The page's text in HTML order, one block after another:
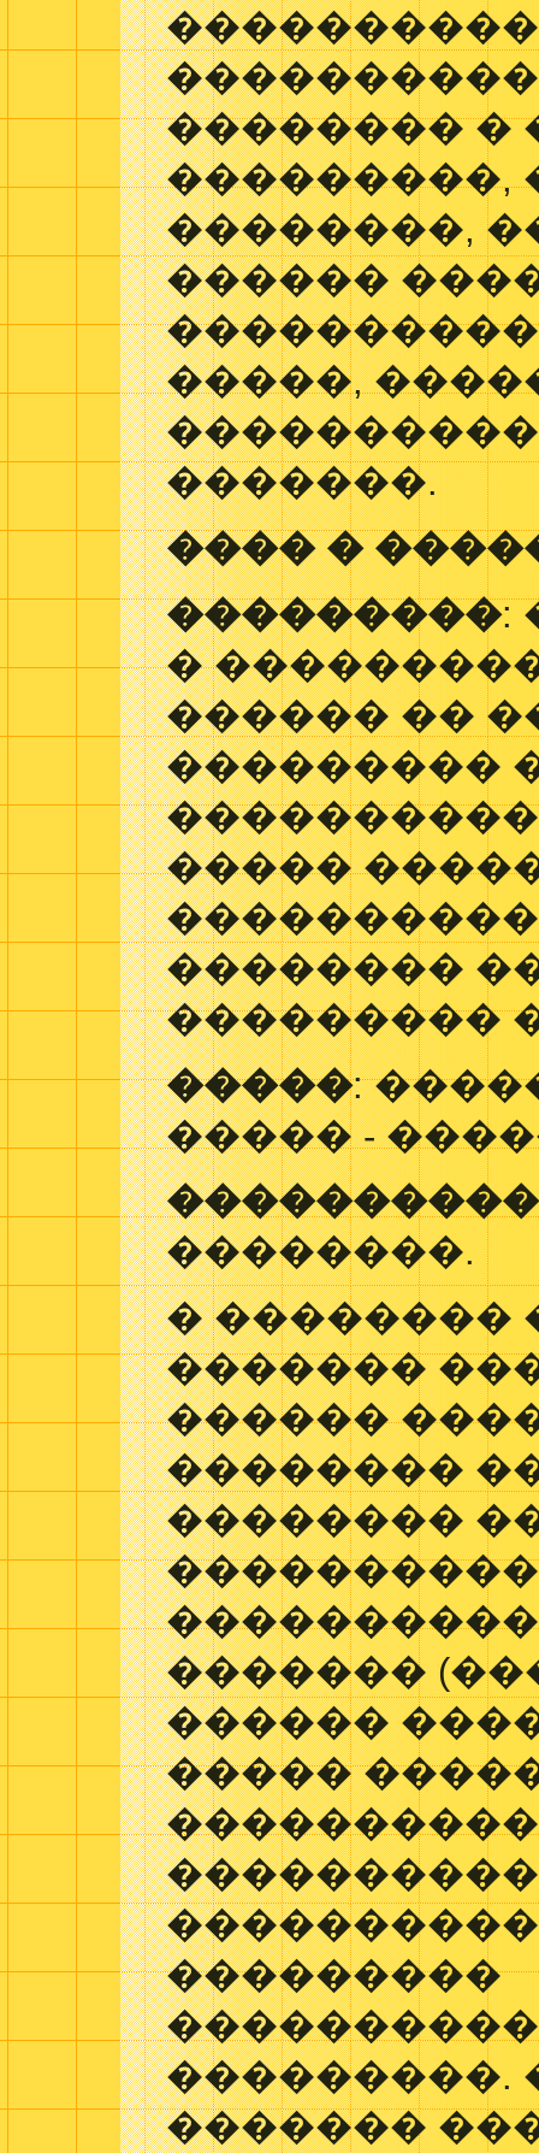
�������� �
���������,
��������,
������
�����,
�������.
���� �
���������:
�
������ ��
���������
�����
��������
���������
�����:
����� -
��������.
� ��������
�������
������
��������
��������
�������
������
�����
���������
���������.
�������